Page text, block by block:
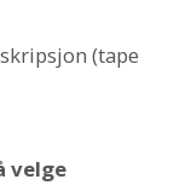
(tape
velge